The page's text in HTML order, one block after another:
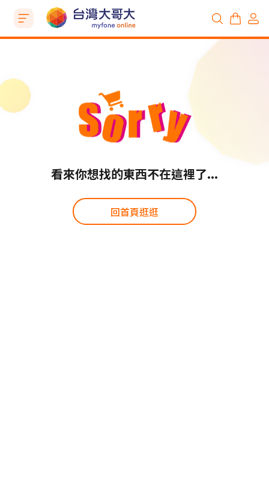
看來你想找的東西不在這裡了...
回首頁逛逛